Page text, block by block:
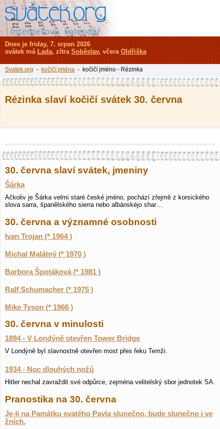
Rézinka slaví kočičí svátek 30. června
30. června slaví svátek, jmeniny
Šárka
Ačkoliv je Šárka velmi staré české jméno, pochází zřejmě z korsického
slova sarra, španělského sierra nebo albánskéjo shar…
30. června a významné osobnosti
Ivan Trojan (* 1964 )
Michal Malátný (* 1970 )
Barbora Špotáková (* 1981 )
Ralf Schumacher (* 1975 )
Mike Tyson (* 1966 )
30. června v minulosti
1894 - V Londýně otevřen Tower Bridge
V Londýně byl slavnostně otevřen most přes řeku Temži.
1934 - Noc dlouhých nožů
Hitler nechal zavraždit své odpůrce, zejména velitelský sbor jednotek SA.
Pranostika na 30. června
Je-li na Památku svatého Pavla slunečno, bude slunečno i ve
žních.
Dnes je friday, 7. srpen 2026
svátek má Lada, zítra Soběslav, včera Oldřiška
Svatek.org - kočičí jména - kočičí jméno - Rézinka